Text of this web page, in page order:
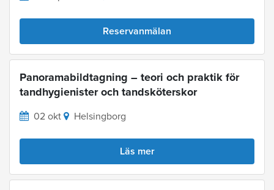
Reservanmälan
Panoramabildtagning – teori och praktik för
tandhygienister och tandsköterskor
02 okt Helsingborg
Läs mer